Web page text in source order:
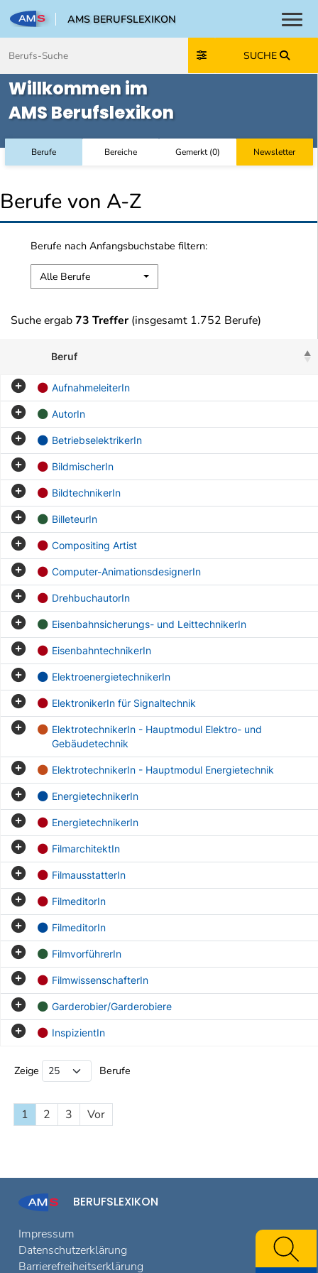
AMS BERUFSLEXIKON
SUCHE
Willkommen im
AMS Berufslexikon
Berufe Bereiche Gemerkt(0) Newsletter
Berufe von A-Z
Berufe nach Anfangsbuchstabe filtern:
Alle Berufe
Suche ergab73 Treffer (insgesamt 1.752 Berufe)
Beruf
AufnahmeleiterIn
AutorIn
BetriebselektrikerIn
BildmischerIn
BildtechnikerIn
BilleteurIn
Compositing Artist
Computer-AnimationsdesignerIn
DrehbuchautorIn
Eisenbahnsicherungs- und LeittechnikerIn
EisenbahntechnikerIn
ElektroenergietechnikerIn
ElektronikerIn für Signaltechnik
ElektrotechnikerIn - Hauptmodul Elektro- und
Gebäudetechnik
ElektrotechnikerIn - Hauptmodul Energietechnik
EnergietechnikerIn
EnergietechnikerIn
FilmarchitektIn
FilmausstatterIn
FilmeditorIn
FilmeditorIn
FilmvorführerIn
FilmwissenschafterIn
Garderobier/Garderobiere
InspizientIn
Zeige Berufe
1 2 3 Vor
BERUFSLEXIKON
Impressum
Datenschutzerklärung
Barrierefreiheitserklärung